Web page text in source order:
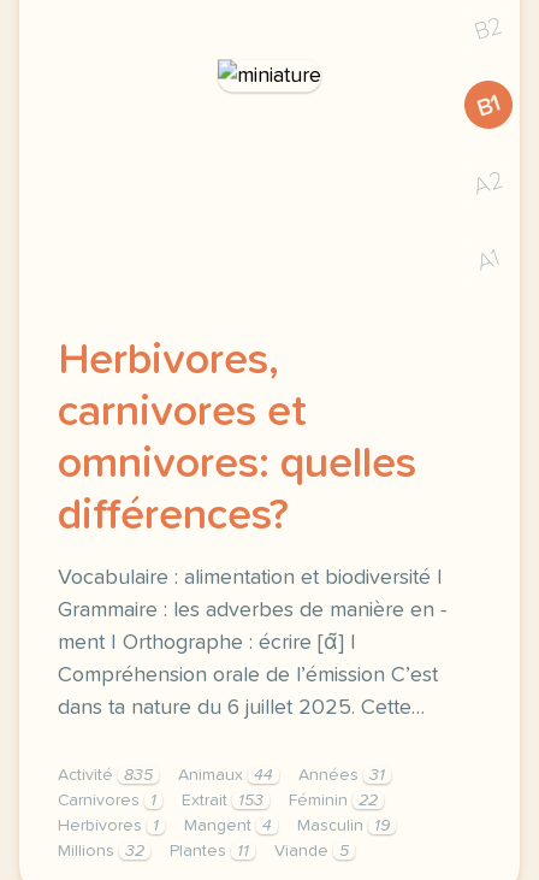
B2
B1
A2
A1
Herbivores,
carnivores et
omnivores: quelles
différences?
Vocabulaire : alimentation et biodiversité |
Grammaire : les adverbes de manière en -
ment | Orthographe : écrire [ɑ̃] |
Compréhension orale de l’émission C’est
dans ta nature du 6 juillet 2025. Cette…
Activité 835 Animaux 44 Années
31
Carnivores
1 Extrait 153 Féminin
22
Herbivores
1 Mangent 4 Masculin
19
Millions
32 Plantes 11 Viande 5